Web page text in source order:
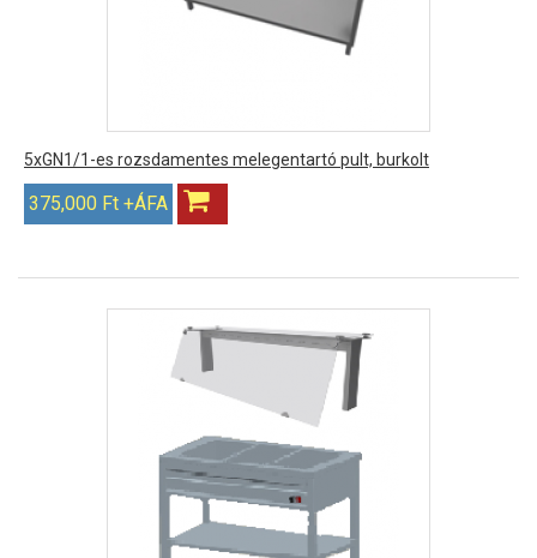
5xGN1/1-es rozsdamentes melegentartó pult, burkolt
375,000 Ft +ÁFA